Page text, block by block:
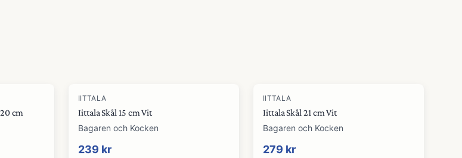
cm
IITTALA
Iittala Skål 15 cm Vit
Bagaren och Kocken
239 kr
IITTALA
Iittala Skål 21 cm Vit
Bagaren och Kocken
279 kr